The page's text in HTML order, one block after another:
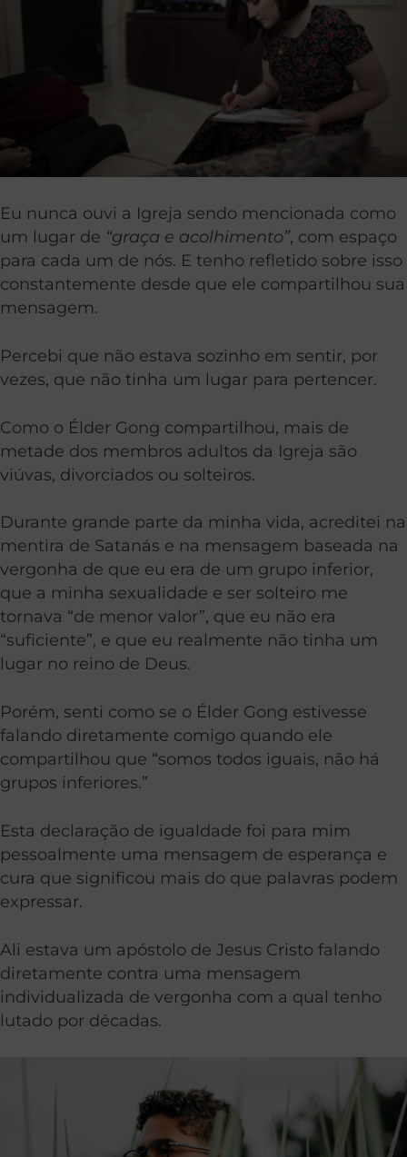
Eu nunca ouvi a Igreja sendo mencionada como
um lugar de “graça e acolhimento”, com espaço
para cada um de nós. E tenho refletido sobre isso
constantemente desde que ele compartilhou sua
mensagem.
Percebi que não estava sozinho em sentir, por
vezes, que não tinha um lugar para pertencer.
Como o Élder Gong compartilhou, mais de
metade dos membros adultos da Igreja são
viúvas, divorciados ou solteiros.
Durante grande parte da minha vida, acreditei na
mentira de Satanás e na mensagem baseada na
vergonha de que eu era de um grupo inferior,
que a minha sexualidade e ser solteiro me
tornava “de menor valor”, que eu não era
“suficiente”, e que eu realmente não tinha um
lugar no reino de Deus.
Porém, senti como se o Élder Gong estivesse
falando diretamente comigo quando ele
compartilhou que “somos todos iguais, não há
grupos inferiores.”
Esta declaração de igualdade foi para mim
pessoalmente uma mensagem de esperança e
cura que significou mais do que palavras podem
expressar.
Ali estava um apóstolo de Jesus Cristo falando
diretamente contra uma mensagem
individualizada de vergonha com a qual tenho
lutado por décadas.